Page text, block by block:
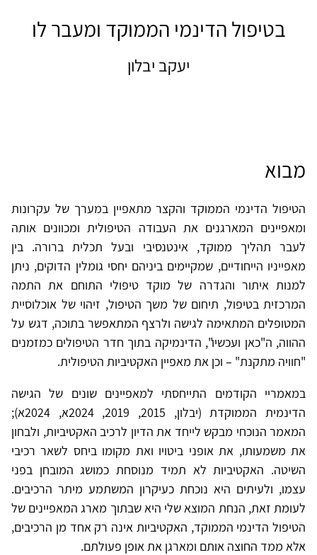
בטיפול הדינמי הממוקד ומעבר לו
יעקב יבלון
מבוא
הטיפול הדינמי הממוקד והקצר מתאפיין במערך של עקרונות
ומאפיינים המארגנים את העבודה הטיפולית ומכוונים אותה
לעבר תהליך ממוקד, אינטנסיבי ובעל תכלית ברורה. בין
מאפייניו הייחודיים, שמקיימים ביניהם יחסי גומלין הדוקים, ניתן
למנות איתור והגדרה של מוקד טיפולי התוחם את התמה
המרכזית בטיפול, תיחום של משך הטיפול, זיהוי של אוכלוסיית
המטופלים המתאימה לגישה ולרצף המתאפשר בתוכה, דגש על
ההווה, ה"כאן ועכשיו", הדינמיקה בתוך חדר הטיפולים כמזמנים
"חוויה מתקנת" – וכן את מאפיין האקטיביות הטיפולית.
במאמריי הקודמים התייחסתי למאפיינים שונים של הגישה
הדינמית הממוקדת (יבלון, 2015, 2019, 2024א, 2024א);
המאמר הנוכחי מבקש לייחד את הדיון לרכיב האקטיביות, ולבחון
את משמעותו, את אופני ביטויו ואת מקומו ביחס לשאר רכיבי
השיטה. האקטיביות לא תמיד מנוסחת כמושג המובחן בפני
עצמו, ולעיתים היא נוכחת כעיקרון המשתמע מיתר הרכיבים.
לעומת זאת, הנחת המוצא שלי היא שבתוך מארג המאפיינים של
הטיפול הדינמי הממוקד, האקטיביות אינה רק אחד מן הרכיבים,
אלא ממד החוצה אותם ומארגן את אופן פעולתם.